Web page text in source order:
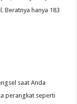
Beratnya hanya 183
saat Anda
perangkat seperti